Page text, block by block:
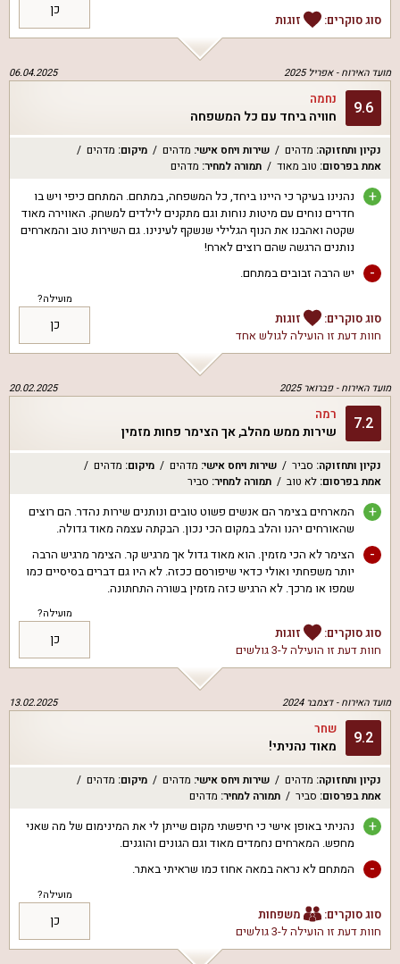
סוג סוקרים: זוגות
כן
מועד האירוח -אפריל 2025 06.04.2025
9.6 נחמה
חוויה ביחד עם כל המשפחה
נקיון ותחזוקה: מדהים שירות ויחס אישי: מדהים מיקום: מדהים
אמת בפרסום: טוב מאוד תמורה למחיר: מדהים
+
נהנינו בעיקר כי היינו ביחד, כל המשפחה, במתחם. המתחם כיפי ויש בו
חדרים נוחים עם מיטות נוחות וגם מתקנים לילדים למשחק. האווירה מאוד
שקטה ואהבנו את הנוף הגלילי שנשקף לעינינו. גם השירות טוב והמארחים
נותנים הרגשה שהם רוצים לארח!
- יש הרבה זבובים במתחם.
סוג סוקרים:
זוגות
חוות דעת זו הועילה לגולש אחד
מועילה?
כן
מועד האירוח -פברואר 2025 20.02.2025
7.2 רמה
שירות ממש מהלב, אך הצימר פחות מזמין
נקיון ותחזוקה: סביר שירות ויחס אישי: מדהים מיקום: מדהים
אמת בפרסום: לא טוב תמורה למחיר: סביר
+
המארחים בצימר הם אנשים פשוט טובים ונותנים שירות נהדר. הם רוצים
שהאורחים יהנו והלב במקום הכי נכון. הבקתה עצמה מאוד גדולה.
-
הצימר לא הכי מזמין. הוא מאוד גדול אך מרגיש קר. הצימר מרגיש הרבה
יותר משפחתי ואולי כדאי שיפורסם ככזה. לא היו גם דברים בסיסיים כמו
שמפו או מרכך. לא הרגיש כזה מזמין בשורה התחתונה.
סוג סוקרים:
זוגות
חוות דעת זו הועילה ל-3 גולשים
מועילה?
כן
מועד האירוח -דצמבר 2024 13.02.2025
9.2 שחר
מאוד נהניתי!
נקיון ותחזוקה: מדהים שירות ויחס אישי: מדהים מיקום: מדהים
אמת בפרסום: סביר תמורה למחיר: מדהים
+
נהניתי באופן אישי כי חיפשתי מקום שייתן לי את המינימום של מה שאני
מחפש. המארחים נחמדים מאוד וגם הגונים והוגנים.
- המתחם לא נראה במאה אחוז כמו שראיתי באתר.
סוג סוקרים:
משפחות
חוות דעת זו הועילה ל-3 גולשים
מועילה?
כן